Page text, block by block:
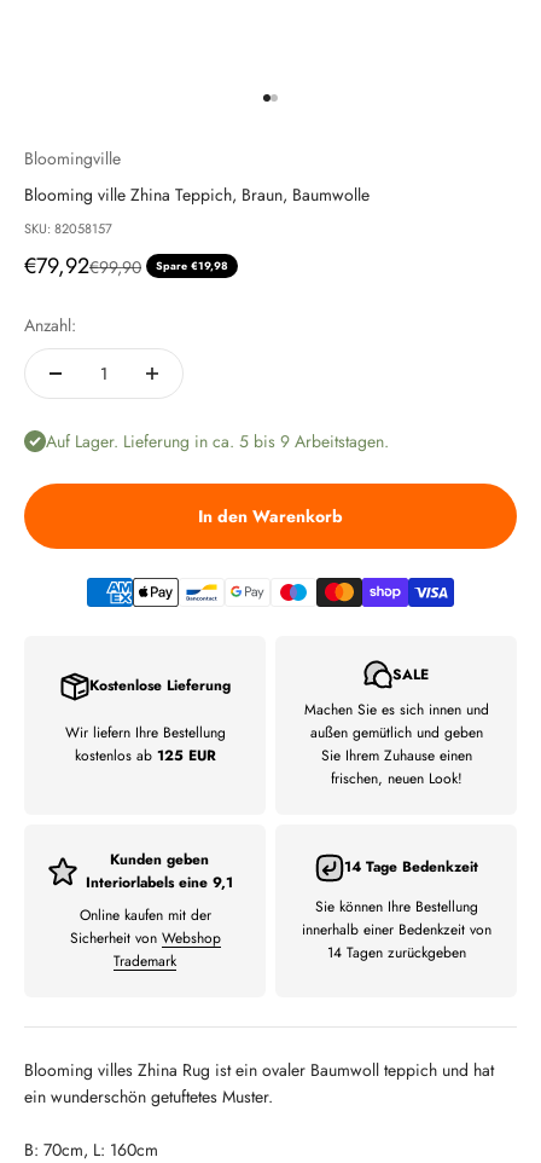
Bloomingville
Blooming ville Zhina Teppich, Braun, Baumwolle
SKU: 82058157
Angebot
€79,92Regulärer Preis
€99,90 Spare €19,98
Anzahl:
Auf Lager. Lieferung in ca. 5 bis 9 Arbeitstagen.
In den Warenkorb
Kostenlose Lieferung
Wir liefern Ihre Bestellung
kostenlos ab 125 EUR
SALE
Machen Sie es sich innen und
außen gemütlich und geben
Sie Ihrem Zuhause einen
frischen, neuen Look!
Kunden geben
Interiorlabels eine 9,1
Online kaufen mit der
Sicherheit von Webshop
Trademark
14 Tage Bedenkzeit
Sie können Ihre Bestellung
innerhalb einer Bedenkzeit von
14 Tagen zurückgeben
Blooming villes Zhina Rug ist ein ovaler Baumwoll teppich und hat
ein wunderschön getuftetes Muster.
B: 70cm, L: 160cm